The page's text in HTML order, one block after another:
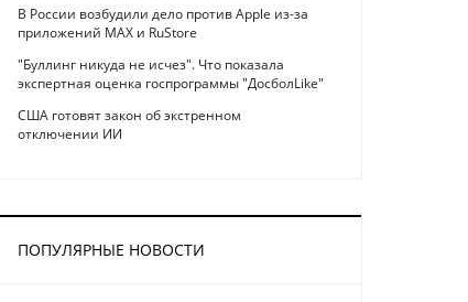
В России возбудили дело против Apple из-за
приложений MAX и RuStore
"Буллинг никуда не исчез". Что показала
экспертная оценка госпрограммы "ДосболLike"
США готовят закон об экстренном
отключении ИИ
ПОПУЛЯРНЫЕ НОВОСТИ